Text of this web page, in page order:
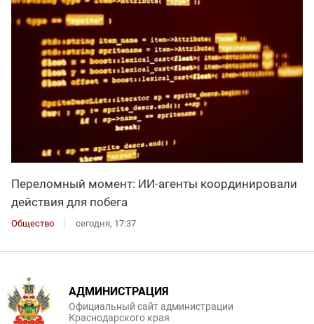
Переломный момент: ИИ-агенты координировали
действия для побега
Общество сегодня, 17:37
АДМИНИСТРАЦИЯ
Официальный сайт администрации
Краснодарского края